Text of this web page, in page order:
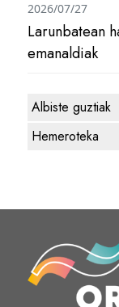
Larunbatean
emanaldiak
2026/07/27
Albiste guztiak
Hemeroteka